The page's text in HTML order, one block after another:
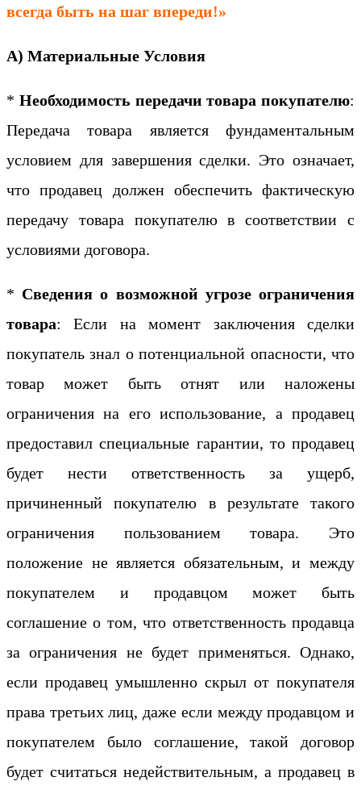
всегда быть на шаг впереди!»
А) Материальные Условия
* Необходимость передачи товара покупателю:
Передача товара является фундаментальным
условием для завершения сделки. Это означает,
что продавец должен обеспечить фактическую
передачу товара покупателю в соответствии с
условиями договора.
* Сведения о возможной угрозе ограничения
товара: Если на момент заключения сделки
покупатель знал о потенциальной опасности, что
товар может быть отнят или наложены
ограничения на его использование, а продавец
предоставил специальные гарантии, то продавец
будет нести ответственность за ущерб,
причиненный покупателю в результате такого
ограничения пользованием товара. Это
положение не является обязательным, и между
покупателем и продавцом может быть
соглашение о том, что ответственность продавца
за ограничения не будет применяться. Однако,
если продавец умышленно скрыл от покупателя
права третьих лиц, даже если между продавцом и
покупателем было соглашение, такой договор
будет считаться недействительным, а продавец в